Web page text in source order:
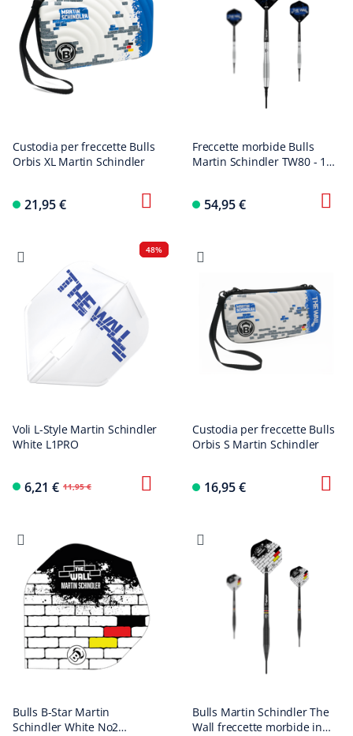
Custodia per freccette Bulls
Orbis XL Martin Schindler
21,95 €
Freccette morbide Bulls
Martin Schindler TW80 - 18
54,95 €
48%
Voli L-Style Martin Schindler
White L1PRO
6,21 € 11,95 €
Custodia per freccette Bulls
Orbis S Martin Schindler
16,95 €
Bulls B-Star Martin
Schindler White No2
Bulls Martin Schindler The
Wall freccette morbide in